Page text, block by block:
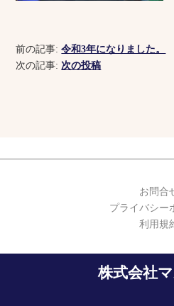
前の記事:令和3年になりました。
次の記事:次の投稿
お問合
プライバシー
利用規
株式会社